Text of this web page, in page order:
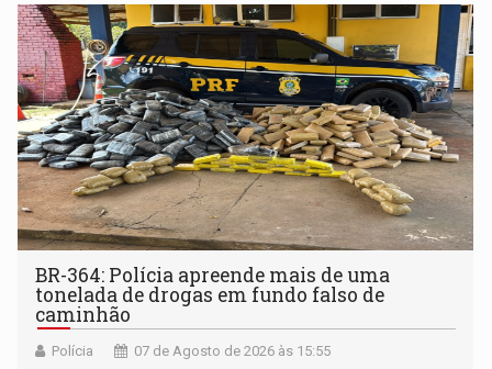
BR-364: Polícia apreende mais de uma
tonelada de drogas em fundo falso de
caminhão
Polícia 07 de Agosto de 2026 às 15:55